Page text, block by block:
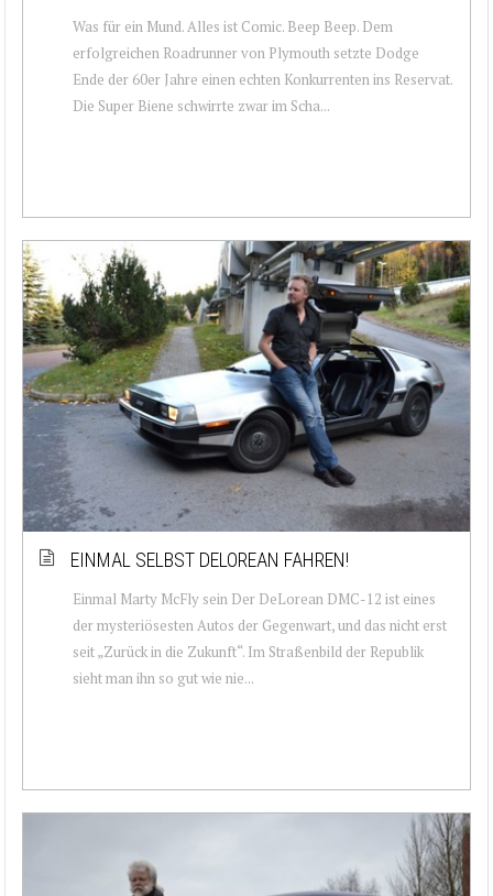
Was für ein Mund. Alles ist Comic. Beep Beep. Dem
erfolgreichen Roadrunner von Plymouth setzte Dodge
Ende der 60er Jahre einen echten Konkurrenten ins Reservat.
Die Super Biene schwirrte zwar im Scha...
EINMAL SELBST DELOREAN FAHREN!
Einmal Marty McFly sein Der DeLorean DMC-12 ist eines
der mysteriösesten Autos der Gegenwart, und das nicht erst
seit „Zurück in die Zukunft“. Im Straßenbild der Republik
sieht man ihn so gut wie nie...